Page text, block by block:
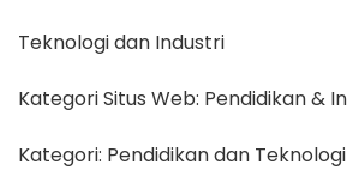
Teknologi dan Industri
Kategori Situs Web: Pendidikan &
Kategori: Pendidikan dan Teknologi